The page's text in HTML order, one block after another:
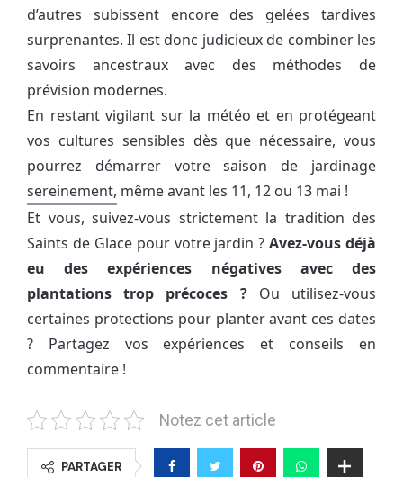
d’autres subissent encore des gelées tardives
surprenantes. Il est donc judicieux de combiner les
savoirs ancestraux avec des méthodes de
prévision modernes.
En restant vigilant sur la météo et en protégeant
vos cultures sensibles dès que nécessaire, vous
pourrez démarrer votre saison de jardinage
sereinement, même avant les 11, 12 ou 13 mai !
Et vous, suivez-vous strictement la tradition des
Saints de Glace pour votre jardin ?Avez-vous déjà
eu des expériences négatives avec des
plantations trop précoces ?Ou utilisez-vous
certaines protections pour planter avant ces dates
? Partagez vos expériences et conseils en
commentaire !
Notez cet article
PARTAGER